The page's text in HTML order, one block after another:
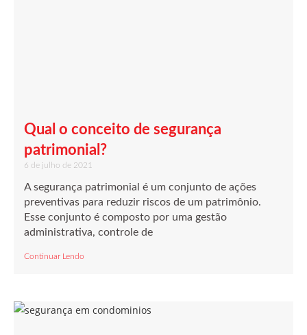
Qual o conceito de segurança
patrimonial?
6 de julho de 2021
A segurança patrimonial é um conjunto de ações
preventivas para reduzir riscos de um patrimônio.
Esse conjunto é composto por uma gestão
administrativa, controle de
Continuar Lendo